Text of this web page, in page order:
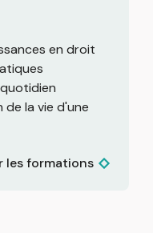
en droit
la vie d'une
les formations